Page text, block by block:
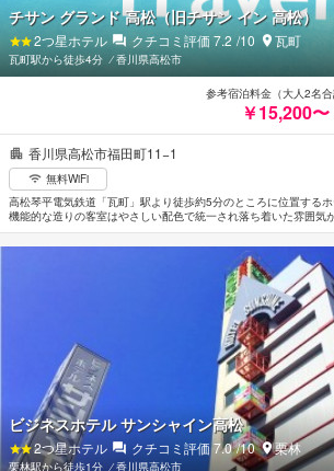
香川県高松市福田町11−1
無料WiFi
高松琴平電気鉄道「瓦町」駅より徒歩約5分のところに位置するホ
機能的な造りの客室はやさしい配色で統一され落ち着いた雰囲気
街、ショップエリアやナイトエリアに徒歩圏内という好ロケーシ
分。高松自動車道高松中央ICへは車で約15分。最寄りの空港は高
チサン グランド 高松（旧チサン イン 高松）
2つ星ホテル クチコミ評価7.2 /10 瓦町
瓦町駅から徒歩4分 ⁄香川県高松市
参考宿泊料金（大人2名合
￥15,200〜
ビジネスホテル サンシャイン高松
2つ星ホテル クチコミ評価7.0 /10 栗林
栗林駅から徒歩1分 ⁄香川県高松市